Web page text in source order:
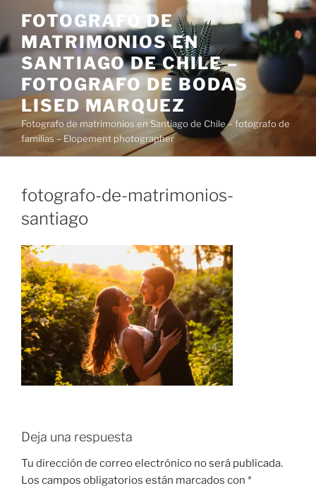
contenido
FOTOGRAFO DE
MATRIMONIOS EN
SANTIAGO DE CHILE –
FOTOGRAFO DE BODAS
LISED MARQUEZ
Fotografo de matrimonios en Santiago de Chile – fotografo de
familias – Elopement photographer
fotografo-de-matrimonios-
santiago
Deja una respuesta
Tu dirección de correo electrónico no será publicada.
Los campos obligatorios están marcados con *